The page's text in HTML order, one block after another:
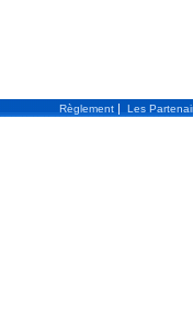
Règlement | Les